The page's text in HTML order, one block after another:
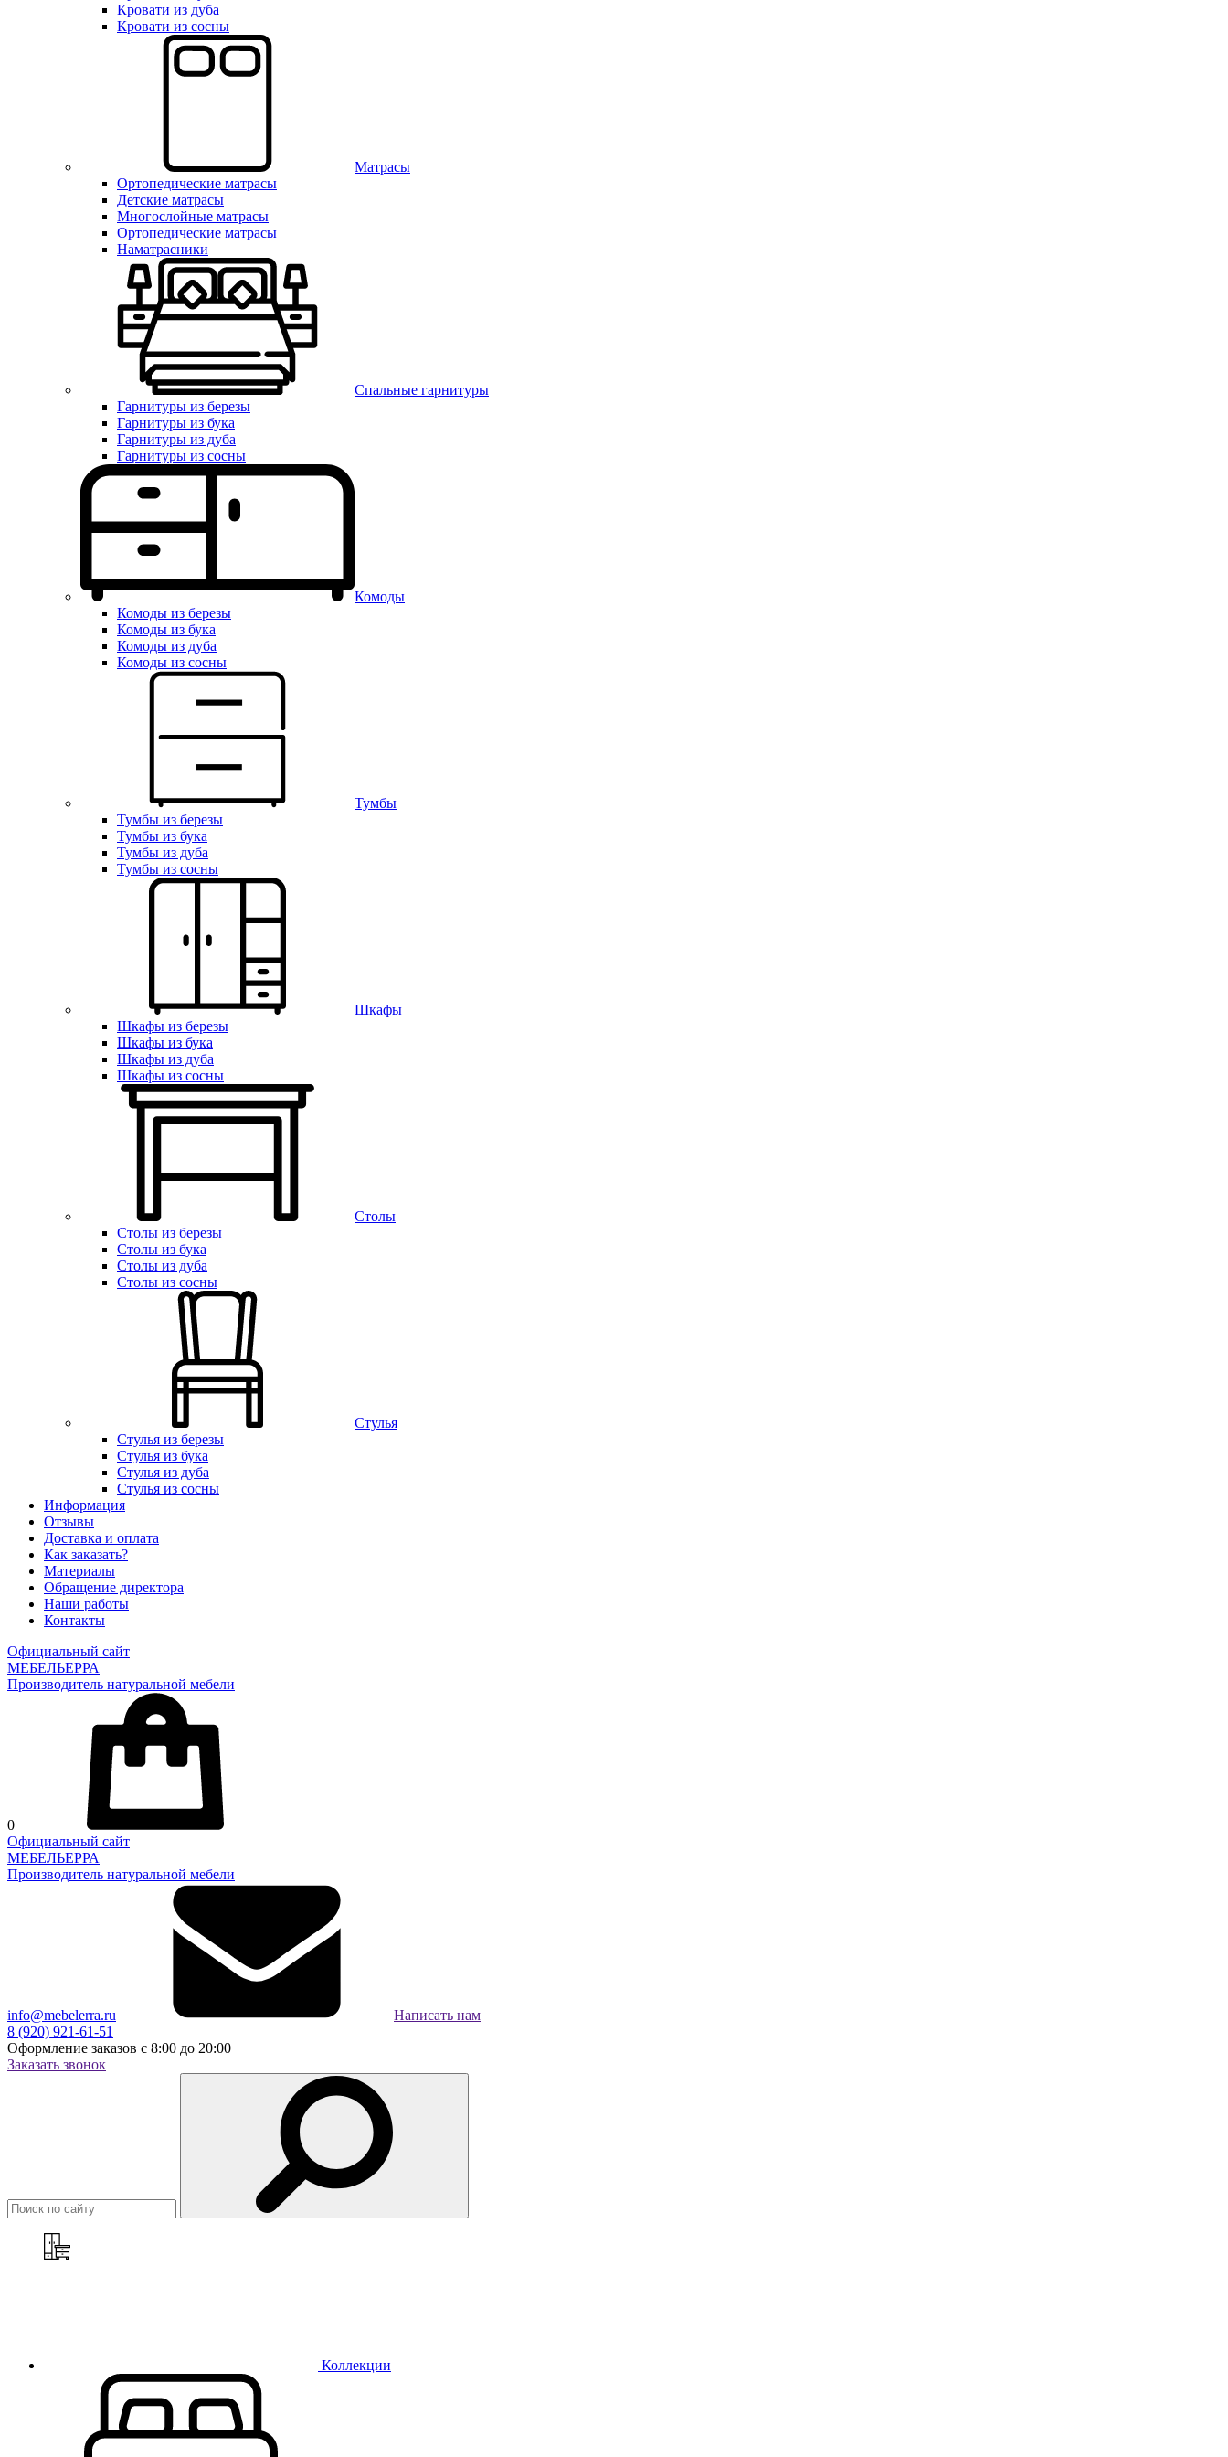
Кровати из дуба
Кровати из сосны
Матрасы
Ортопедические матрасы
Детские матрасы
Многослойные матрасы
Ортопедические матрасы
Наматрасники
Спальные гарнитуры
Гарнитуры из березы
Гарнитуры из бука
Гарнитуры из дуба
Гарнитуры из сосны
Комоды
Комоды из березы
Комоды из бука
Комоды из дуба
Комоды из сосны
Тумбы
Тумбы из березы
Тумбы из бука
Тумбы из дуба
Тумбы из сосны
Шкафы
Шкафы из березы
Шкафы из бука
Шкафы из дуба
Шкафы из сосны
Столы
Столы из березы
Столы из бука
Столы из дуба
Столы из сосны
Стулья
Стулья из березы
Стулья из бука
Стулья из дуба
Стулья из сосны
Информация
Отзывы
Доставка и оплата
Как заказать?
Материалы
Обращение директора
Наши работы
Контакты
Официальный сайт
МЕБЕЛЬЕРРА
Производитель натуральной мебели
0
Официальный сайт
МЕБЕЛЬЕРРА
Производитель натуральной мебели
info@mebelerra.ru
Написать нам
8 (920) 921-61-51
Оформление заказов с 8:00 до 20:00
Заказать звонок
Коллекции